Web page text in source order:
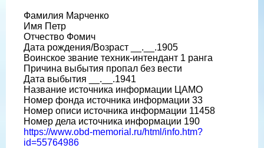
Фамилия Марченко
Имя Петр
Отчество Фомич
Дата рождения/Возраст __.__.1905
Воинское звание техник-интендант 1 ранга
Причина выбытия пропал без вести
Дата выбытия __.__.1941
Название источника информации ЦАМО
Номер фонда источника информации 33
Номер описи источника информации 11458
Номер дела источника информации 190
https://www.obd-memorial.ru/html/info.htm?
id=55764986